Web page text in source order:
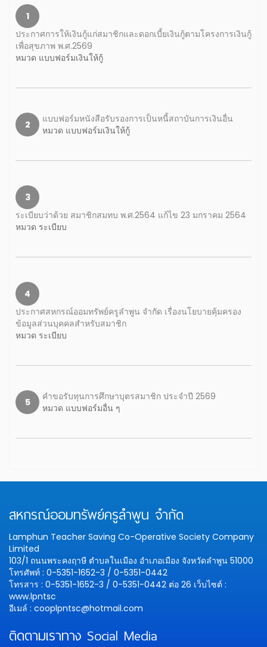
1
ประกาศการให้เงินกู้แก่สมาชิกและดอกเบี้ยเงินกู้ตามโครงการเงินกู้
เพื่อสุขภาพ พ.ศ.2569
หมวด แบบฟอร์มเงินให้กู้
2
แบบฟอร์มหนังสือรับรองการเป็นหนี้สถาบันการเงินอื่น
หมวด แบบฟอร์มเงินให้กู้
3
ระเบียบว่าด้วย สมาชิกสมทบ พ.ศ.2564 แก้ไข 23 มกราคม 2564
หมวด ระเบียบ
4
ประกาศสหกรณ์ออมทรัพย์ครูลำพูน จำกัด เรื่องนโยบายคุ้มครอง
ข้อมูลส่วนบุคคลสำหรับสมาชิก
หมวด ระเบียบ
5
คำขอรับทุนการศึกษาบุตรสมาชิก ประจำปี 2569
หมวด แบบฟอร์มอื่น ๆ
สหกรณ์ออมทรัพย์ครูลำพูน จำกัด
Lamphun Teacher Saving Co-Operative Society Company
Limited
103/1 ถนนพระคงฤาษี ตำบลในเมือง อำเภอเมือง จังหวัดลำพูน 51000
โทรศัพท์ : 0-5351-1652-3 / 0-5351-0442
โทรสาร : 0-5351-1652-3 / 0-5351-0442 ต่อ 26 เว็บไซต์ :
www.lpntsc
อีเมล์ : cooplpntsc@hotmail.com
ติดตามเราทาง Social Media